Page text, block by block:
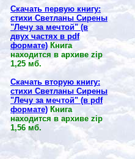
Скачать первую книгу:
стихи Светланы Сирены
"Лечу за мечтой" (в
двух частях в pdf
формате) Книга
находится в архиве zip
1,25 мб.
Скачать вторую книгу:
стихи Светланы Сирены
"Лечу за мечтой" (в pdf
формате) Книга
находится в архиве zip
1,56 мб.